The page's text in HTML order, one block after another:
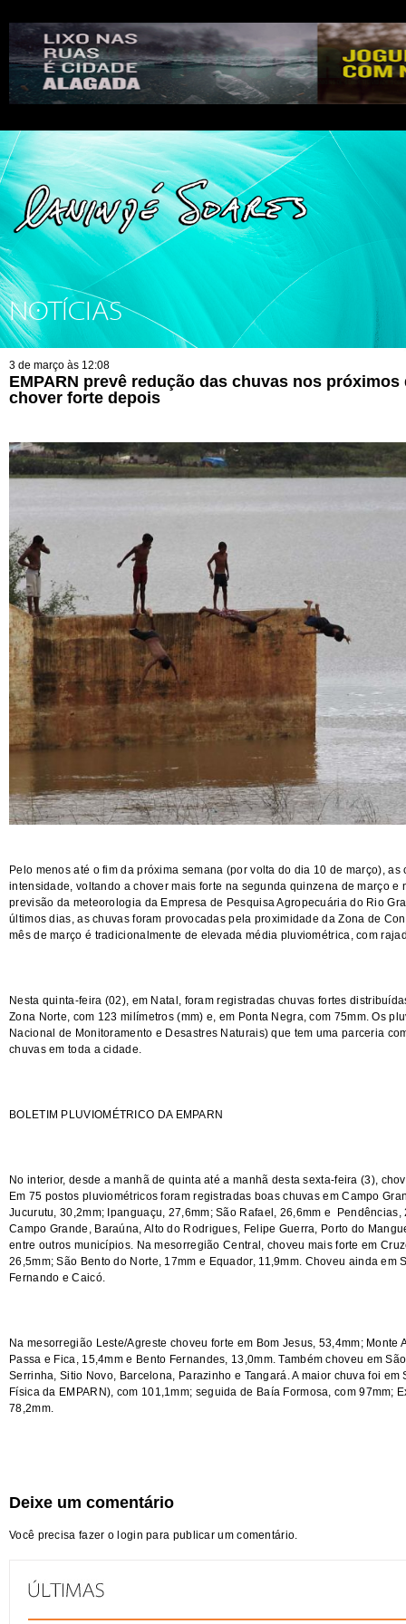
NOTÍCIAS
3 de março às 12:08
EMPARN prevê redução das chuvas nos
chover forte depois
Pelo menos até o fim da próxima semana (por volta do dia 10 de março),
intensidade, voltando a chover mais forte na segunda quinzena de março e
previsão da meteorologia da Empresa de Pesquisa Agropecuária do Rio
últimos dias, as chuvas foram provocadas pela proximidade da Zona de
mês de março é tradicionalmente de elevada média pluviométrica, com
Nesta quinta-feira (02), em Natal, foram registradas chuvas fortes
Zona Norte, com 123 milímetros (mm) e, em Ponta Negra, com 75mm. Os
Nacional de Monitoramento e Desastres Naturais) que tem uma parceria
chuvas em toda a cidade.
BOLETIM PLUVIOMÉTRICO DA EMPARN
No interior, desde a manhã de quinta até a manhã desta sexta-feira (3),
Em 75 postos pluviométricos foram registradas boas chuvas em Campo
Jucurutu, 30,2mm; Ipanguaçu, 27,6mm; São Rafael, 26,6mm e Pendências,
Campo Grande, Baraúna, Alto do Rodrigues, Felipe Guerra, Porto do
entre outros municípios. Na mesorregião Central, choveu mais forte em
26,5mm; São Bento do Norte, 17mm e Equador, 11,9mm. Choveu ainda em
Fernando e Caicó.
Na mesorregião Leste/Agreste choveu forte em Bom Jesus, 53,4mm; Monte
Passa e Fica, 15,4mm e Bento Fernandes, 13,0mm. Também choveu em
Serrinha, Sitio Novo, Barcelona, Parazinho e Tangará. A maior chuva foi em
Física da EMPARN), com 101,1mm; seguida de Baía Formosa, com 97mm;
78,2mm.
Deixe um comentário
Você precisa fazer o login para publicar um comentário.